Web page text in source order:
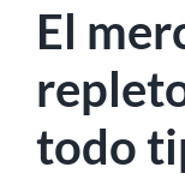
El
todo